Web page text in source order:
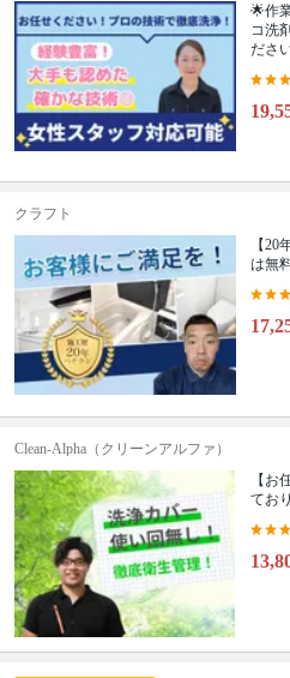
🌟作
コ洗
ださ
クラフト
【20
は無
Clean-Alpha（クリーンアルファ）
【お
てお